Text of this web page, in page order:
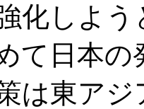
化しよ
て日本
は東ア